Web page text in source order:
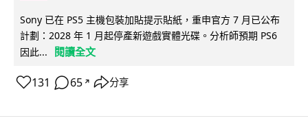
Sony 已在 PS5 主機包裝加貼提示貼紙，重申官方 7 月已公布
計劃：2028 年 1 月起停產新遊戲實體光碟。分析師預期 PS6
因此...
閱讀全文
131 65 ↗ 分享